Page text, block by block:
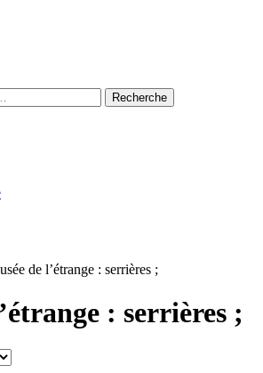
Recherche
de l’étrange : serrières ;
: serrières ;